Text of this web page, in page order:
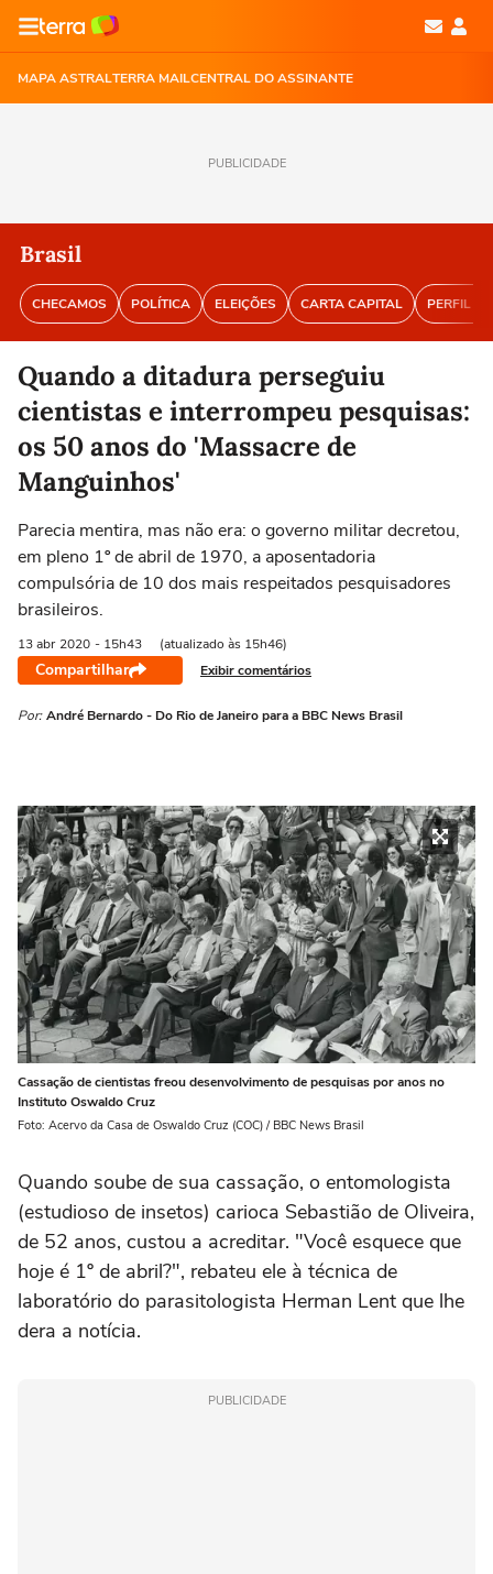
MAPA ASTRALTERRA MAILCENTRAL DO ASSINANTE
PUBLICIDADE
Brasil
CHECAMOS POLÍTICA ELEIÇÕES CARTA CAPITAL PERFIL
Quando a ditadura perseguiu
cientistas e interrompeu pesquisas:
os 50 anos do 'Massacre de
Manguinhos'
Parecia mentira, mas não era: o governo militar decretou,
em pleno 1º de abril de 1970, a aposentadoria
compulsória de 10 dos mais respeitados pesquisadores
brasileiros.
13 abr 2020 - 15h43 (atualizado às 15h46)
Compartilhar Exibir comentários
Por: André Bernardo - Do Rio de Janeiro para a BBC News Brasil
Cassação de cientistas freou desenvolvimento de pesquisas por anos no
Instituto Oswaldo Cruz
Foto: Acervo da Casa de Oswaldo Cruz (COC) / BBC News Brasil
Quando soube de sua cassação, o entomologista
(estudioso de insetos) carioca Sebastião de Oliveira,
de 52 anos, custou a acreditar. "Você esquece que
hoje é 1º de abril?", rebateu ele à técnica de
laboratório do parasitologista Herman Lent que lhe
dera a notícia.
PUBLICIDADE